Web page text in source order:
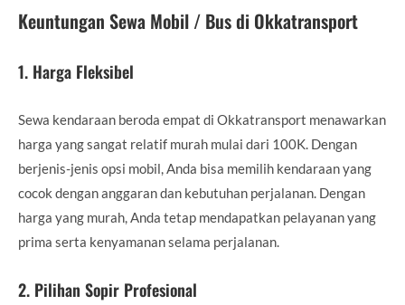
Keuntungan Sewa Mobil / Bus di Okkatransport
1. Harga Fleksibel
Sewa kendaraan beroda empat di Okkatransport menawarkan
harga yang sangat relatif murah mulai dari 100K. Dengan
berjenis-jenis opsi mobil, Anda bisa memilih kendaraan yang
cocok dengan anggaran dan kebutuhan perjalanan. Dengan
harga yang murah, Anda tetap mendapatkan pelayanan yang
prima serta kenyamanan selama perjalanan.
2. Pilihan Sopir Profesional